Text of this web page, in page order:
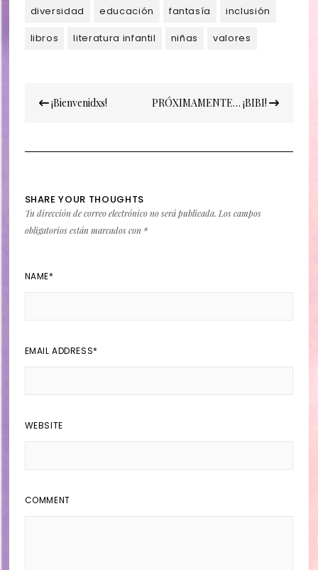
diversidad educación fantasía
inclusión
libros
literatura infantil niñas valores
de ¡Bienvenidxs! PRÓXIMAMENTE… ¡BIBI!
SHARE YOUR THOUGHTS
Tu dirección de correo electrónico no será publicada. Los campos
obligatorios están marcados con *
NAME*
EMAIL ADDRESS*
WEBSITE
COMMENT